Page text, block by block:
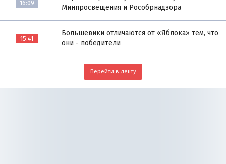
16:09
Минпросвещения и Рособрнадзора
15:41
Большевики отличаются от «Яблока» тем, что
они - победители
Перейти в ленту